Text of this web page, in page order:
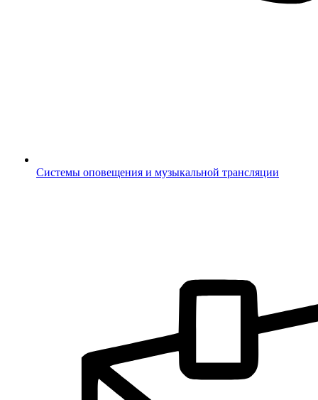
Системы оповещения и музыкальной трансляции